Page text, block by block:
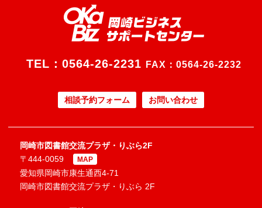
TEL： 0564-26-2231 FAX：0564-26-2232
相談予約フォーム お問い合わせ
岡崎市図書館交流プラザ・りぶら2F
〒444-0059
MAP
愛知県岡崎市康生通西4-71
岡崎市図書館交流プラザ・りぶら 2F